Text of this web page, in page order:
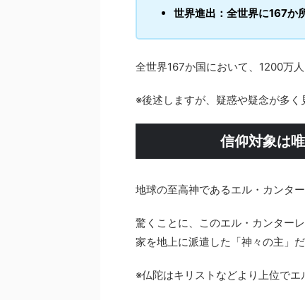
世界進出：全世界に167か
全世界167か国において、1200万
※後述しますが、疑惑や疑念が多く
信仰対象は
地球の至高神であるエル・カンタ
驚くことに、このエル・カンター
家を地上に派遣した「神々の主」だ
※仏陀はキリストなどより上位でエ